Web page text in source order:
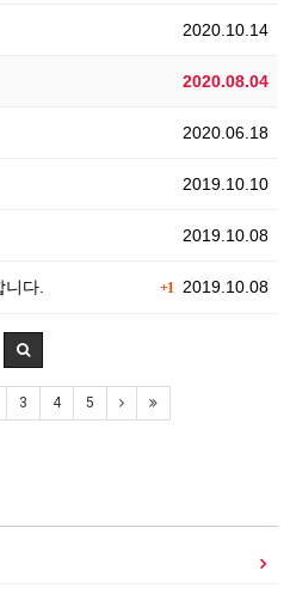
2020.10.14
2020.08.04
2020.06.18
2019.10.10
2019.10.08
+1 2019.10.08
다.
3 4 5